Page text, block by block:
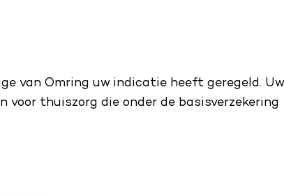
van Omring uw indicatie heeft geregeld. Uw
thuiszorg die onder de basisverzekering